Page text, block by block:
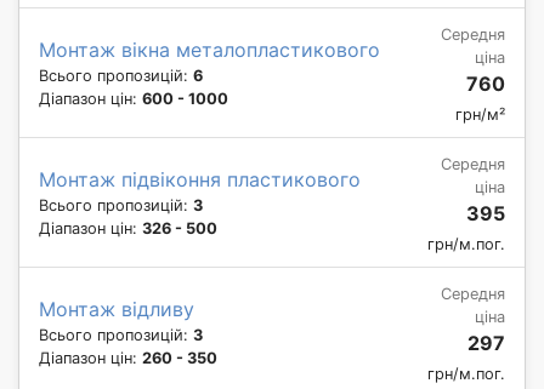
Монтаж вікна металопластикового
Всього пропозицій: 6
Діапазон цін: 600 - 1000
Середня
ціна
760
грн/м²
Монтаж підвіконня пластикового
Всього пропозицій: 3
Діапазон цін: 326 - 500
Середня
ціна
395
грн/м.пог.
Монтаж відливу
Всього пропозицій: 3
Діапазон цін: 260 - 350
Середня
ціна
297
грн/м.пог.